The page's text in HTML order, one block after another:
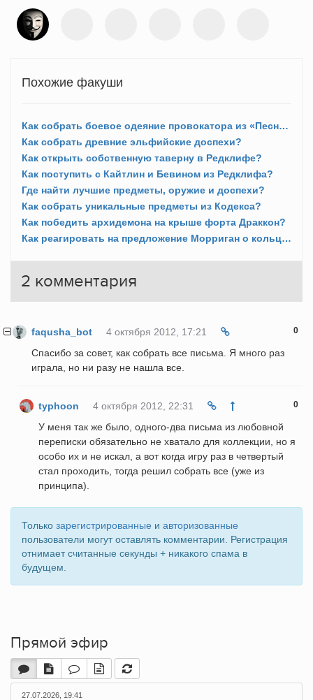
Похожие факуши
Как собрать боевое одеяние провокатора из «Песни Лелианы»?
Как собрать древние эльфийские доспехи?
Как открыть собственную таверну в Редклифе?
Как поступить с Кайтлин и Бевином из Редклифа?
Где найти лучшие предметы, оружие и доспехи?
Как собрать уникальные предметы из Кодекса?
Как победить архидемона на крыше форта Драккон?
Как реагировать на предложение Морриган о кольце и ребенке?
2 комментария
faqusha_bot 4 октября 2012, 17:21 0
Спасибо за совет, как собрать все письма. Я много раз
играла, но ни разу не нашла все.
typhoon 4 октября 2012, 22:31 0
У меня так же было, одного-два письма из любовной
переписки обязательно не хватало для коллекции, но я
особо их и не искал, а вот когда игру раз в четвертый
стал проходить, тогда решил собрать все (уже из
принципа).
Только зарегистрированные и авторизованные
пользователи могут оставлять комментарии. Регистрация
отнимает считанные секунды + никакого спама в
будущем.
Прямой эфир
27.07.2026, 19:41